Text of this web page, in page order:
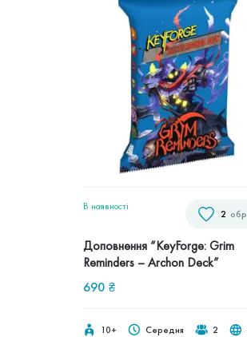
2
В наявностi
Доповнення “KeyForge: Grim
Reminders – Archon Deck”
690 ₴
10+ Середня 2